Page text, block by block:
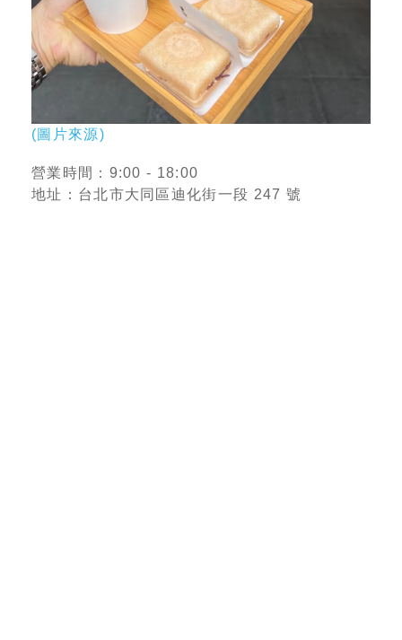
(圖片來源)
營業時間：9:00 - 18:00
地址：台北市大同區迪化街一段 247 號